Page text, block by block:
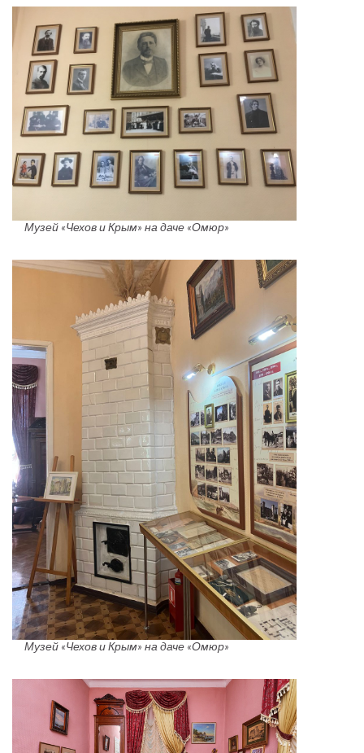
Музей «Чехов и Крым» на даче «Омюр»
Музей «Чехов и Крым» на даче «Омюр»